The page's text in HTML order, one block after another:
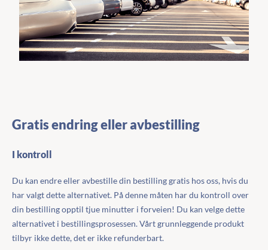
Gratis endring eller avbestilling
I kontroll
Du kan endre eller avbestille din bestilling gratis hos oss, hvis du
har valgt dette alternativet. På denne måten har du kontroll over
din bestilling opptil tjue minutter i forveien! Du kan velge dette
alternativet i bestillingsprosessen. Vårt grunnleggende produkt
tilbyr ikke dette, det er ikke refunderbart.